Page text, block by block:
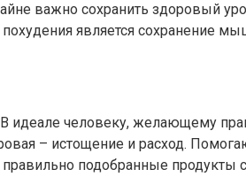
важно сохранить здоровый
является
человеку, желающему
– истощение и расход.
подобранные